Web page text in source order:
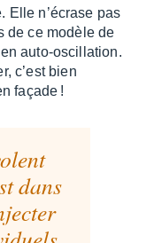
Elle n’écrase pas
de ce modèle de
auto-oscil­la­tion.
c’est bien
façade !
dans